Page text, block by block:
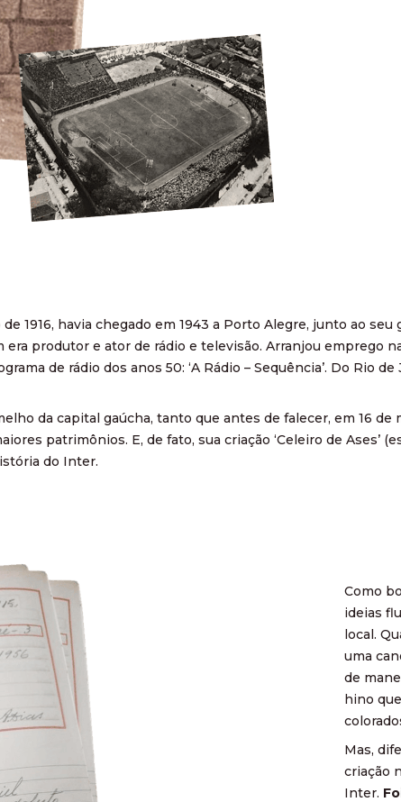
1916, havia chegado em 1943 a Porto Alegre, junto ao seu
produtor e ator de rádio e televisão. Arranjou emprego
de rádio dos anos 50: ‘A Rádio – Sequência’. Do Rio
da capital gaúcha, tanto que antes de falecer, em 16 de
patrimônios. E, de fato, sua criação ‘Celeiro de Ases’
do Inter.
Como
ideias
local.
uma
de
hino
Mas,
criação
Inter.